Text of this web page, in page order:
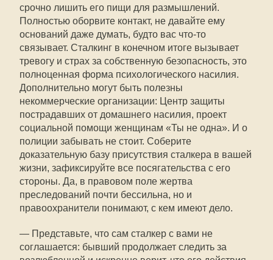
срочно лишить его пищи для размышлений.
Полностью оборвите контакт, не давайте ему
оснований даже думать, будто вас что-то
связывает. Сталкинг в конечном итоге вызывает
тревогу и страх за собственную безопасность, это
полноценная форма психологического насилия.
Дополнительно могут быть полезны
некоммерческие организации: Центр защиты
пострадавших от домашнего насилия, проект
социальной помощи женщинам «Ты не одна». И о
полиции забывать не стоит. Соберите
доказательную базу присутствия сталкера в вашей
жизни, зафиксируйте все посягательства с его
стороны. Да, в правовом поле жертва
преследований почти бессильна, но и
правоохранители понимают, с кем имеют дело.
— Представьте, что сам сталкер с вами не
соглашается: бывший продолжает следить за